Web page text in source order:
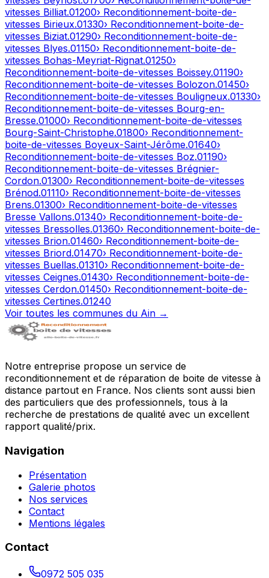
vitesses Billiat.01200› Reconditionnement-boite-de-
vitesses Birieux.01330› Reconditionnement-boite-de-
vitesses Biziat.01290› Reconditionnement-boite-de-
vitesses Blyes.01150› Reconditionnement-boite-de-
vitesses Bohas-Meyriat-Rignat.01250›
Reconditionnement-boite-de-vitesses Boissey.01190›
Reconditionnement-boite-de-vitesses Bolozon.01450›
Reconditionnement-boite-de-vitesses Bouligneux.01330›
Reconditionnement-boite-de-vitesses Bourg-en-
Bresse.01000› Reconditionnement-boite-de-vitesses
Bourg-Saint-Christophe.01800› Reconditionnement-
boite-de-vitesses Boyeux-Saint-Jérôme.01640›
Reconditionnement-boite-de-vitesses Boz.01190›
Reconditionnement-boite-de-vitesses Brégnier-
Cordon.01300› Reconditionnement-boite-de-vitesses
Brénod.01110› Reconditionnement-boite-de-vitesses
Brens.01300› Reconditionnement-boite-de-vitesses
Bresse Vallons.01340› Reconditionnement-boite-de-
vitesses Bressolles.01360› Reconditionnement-boite-de-
vitesses Brion.01460› Reconditionnement-boite-de-
vitesses Briord.01470› Reconditionnement-boite-de-
vitesses Buellas.01310› Reconditionnement-boite-de-
vitesses Ceignes.01430› Reconditionnement-boite-de-
vitesses Cerdon.01450› Reconditionnement-boite-de-
vitesses Certines.01240
Voir toutes les communes du Ain →
Notre entreprise propose un service de
reconditionnement et de réparation de boite de vitesse à
distance partout en France. Nos clients sont aussi bien
des particuliers que des professionnels, tous à la
recherche de prestations de qualité avec un excellent
rapport qualité/prix.
Navigation
Présentation
Galerie photos
Nos services
Contact
Mentions légales
Contact
0972 505 035